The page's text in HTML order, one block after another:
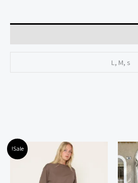
L, M, s
Sale!
המחיר
המקורי
היה:
240.00 ₪.
הוא:
180.00 ₪.
למוצר
יש